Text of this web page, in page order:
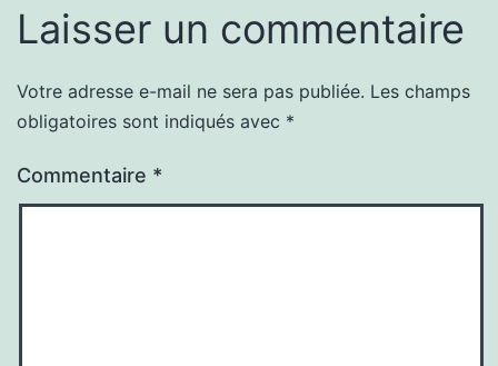
Laisser un commentaire
Votre adresse e-mail ne sera pas publiée. Les champs
obligatoires sont indiqués avec *
Commentaire *